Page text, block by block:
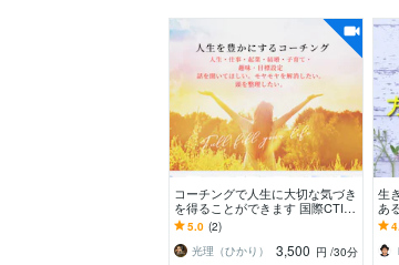
コーチングで人生に大切な気づき
を得ることができます 国際CTI式
のコーチングで悩み解決や自分発
見をしませんか？
5.0 (2)
光理（ひかり）
3,500 円 /30分
生
あ
ッ
か